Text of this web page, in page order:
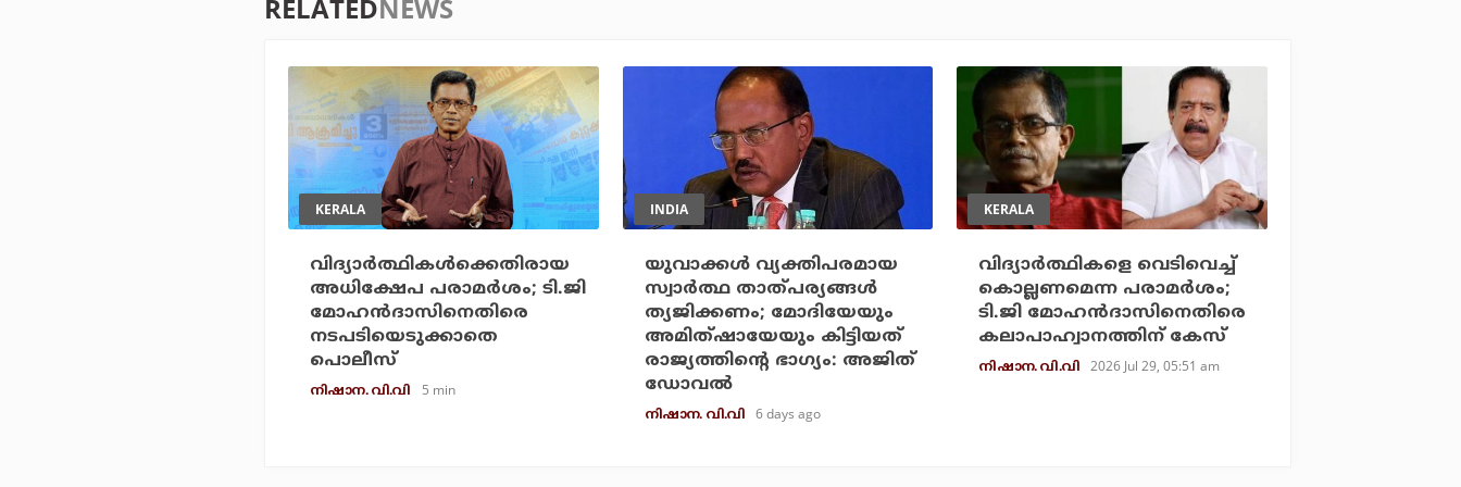
RELATEDNEWS
KERALA
വിദ്യാര്‍ത്ഥികള്‍ക്കെതിരായ
അധിക്ഷേപ പരാമര്‍ശം; ടി.ജി
മോഹന്‍ദാസിനെതിരെ
നടപടിയെടുക്കാതെ
പൊലീസ്
നിഷാന. വി.വി 5 min
INDIA
യുവാക്കള്‍ വ്യക്തിപരമായ
സ്വാര്‍ത്ഥ താത്പര്യങ്ങള്‍
ത്യജിക്കണം; മോദിയേയും
അമിത്ഷായേയും കിട്ടിയത്
രാജ്യത്തിന്റെ ഭാഗ്യം: അജിത്
ഡോവല്‍
നിഷാന. വി.വി 6 days ago
KERALA
വിദ്യാര്‍ത്ഥികളെ വെടിവെച്ച്
കൊല്ലണമെന്ന പരാമര്‍ശം;
ടി.ജി മോഹന്‍ദാസിനെതിരെ
കലാപാഹ്വാനത്തിന് കേസ്
നിഷാന. വി.വി 2026 Jul 29, 05:51 am